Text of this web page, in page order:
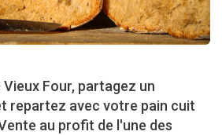
Four, partagez un
repartez avec votre pain cuit
au profit de l'une des